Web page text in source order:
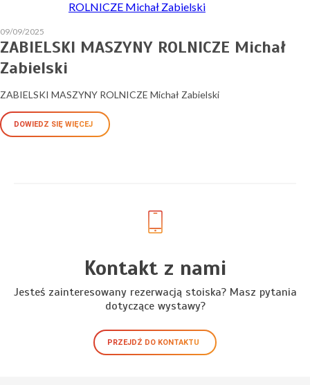
09/09/2025
ZABIELSKI MASZYNY ROLNICZE Michał
Zabielski
ZABIELSKI MASZYNY ROLNICZE Michał Zabielski
DOWIEDZ SIĘ WIĘCEJ
Kontakt z nami
Jesteś zainteresowany rezerwacją stoiska? Masz pytania
dotyczące wystawy?
PRZEJDŹ DO KONTAKTU